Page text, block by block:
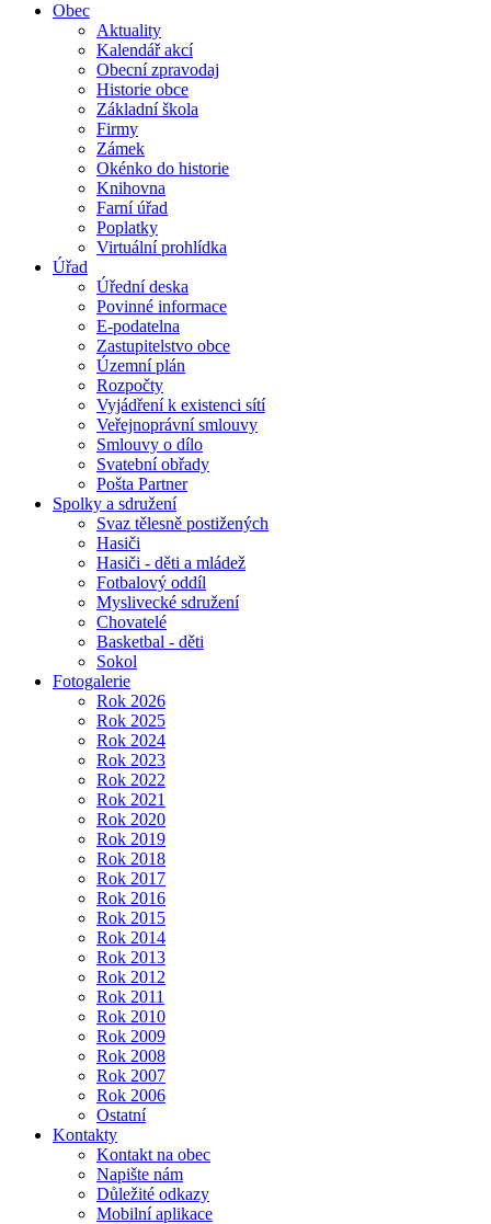
Obec
Aktuality
Kalendář akcí
Obecní zpravodaj
Historie obce
Základní škola
Firmy
Zámek
Okénko do historie
Knihovna
Farní úřad
Poplatky
Virtuální prohlídka
Úřad
Úřední deska
Povinné informace
E-podatelna
Zastupitelstvo obce
Územní plán
Rozpočty
Vyjádření k existenci sítí
Veřejnoprávní smlouvy
Smlouvy o dílo
Svatební obřady
Pošta Partner
Spolky a sdružení
Svaz tělesně postižených
Hasiči
Hasiči - děti a mládež
Fotbalový oddíl
Myslivecké sdružení
Chovatelé
Basketbal - děti
Sokol
Fotogalerie
Rok 2026
Rok 2025
Rok 2024
Rok 2023
Rok 2022
Rok 2021
Rok 2020
Rok 2019
Rok 2018
Rok 2017
Rok 2016
Rok 2015
Rok 2014
Rok 2013
Rok 2012
Rok 2011
Rok 2010
Rok 2009
Rok 2008
Rok 2007
Rok 2006
Ostatní
Kontakty
Kontakt na obec
Napište nám
Důležité odkazy
Mobilní aplikace